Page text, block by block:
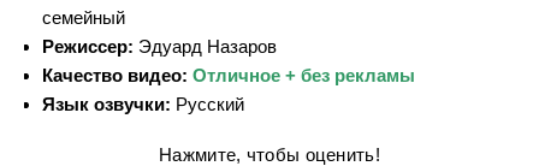
семейный
Режиссер: Эдуард Назаров
Качество видео: Отличное + без рекламы
Язык озвучки: Русский
Нажмите, чтобы оценить!